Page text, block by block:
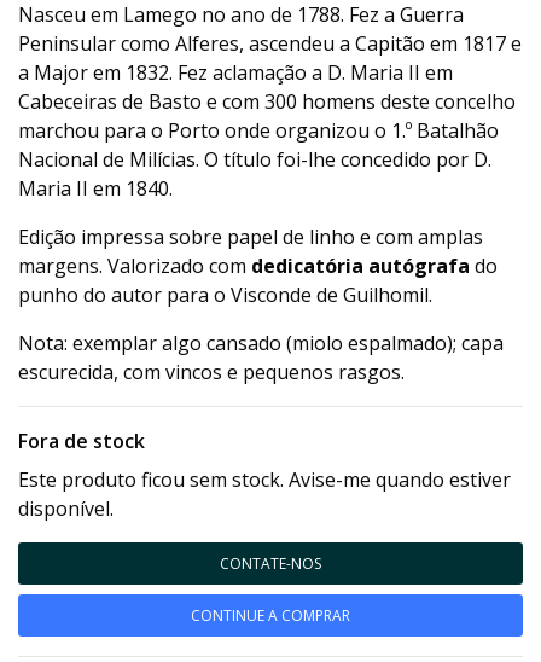
Nasceu em Lamego no ano de 1788. Fez a Guerra
Peninsular como Alferes, ascendeu a Capitão em 1817 e
a Major em 1832. Fez aclamação a D. Maria II em
Cabeceiras de Basto e com 300 homens deste concelho
marchou para o Porto onde organizou o 1.º Batalhão
Nacional de Milícias. O título foi-lhe concedido por D.
Maria II em 1840.
Edição impressa sobre papel de linho e com amplas
margens. Valorizado com dedicatória autógrafa do
punho do autor para o Visconde de Guilhomil.
Nota: exemplar algo cansado (miolo espalmado); capa
escurecida, com vincos e pequenos rasgos.
Fora de stock
Este produto ficou sem stock. Avise-me quando estiver
disponível.
CONTATE-NOS
CONTINUE A COMPRAR